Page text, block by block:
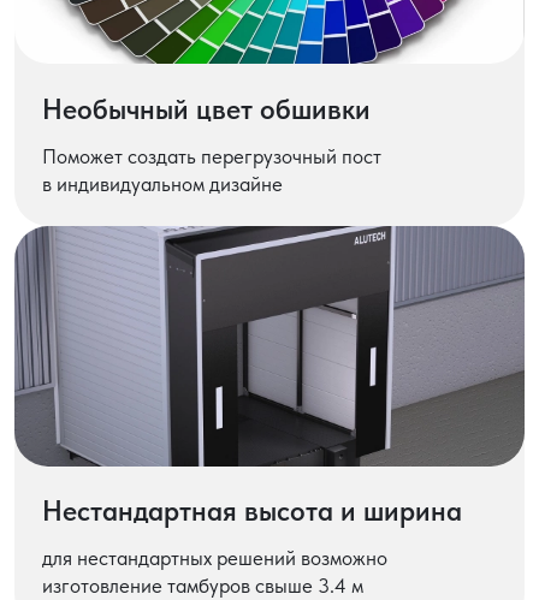
Необычный цвет обшивки
Поможет создать перегрузочный пост
в индивидуальном дизайне
Нестандартная высота и ширина
для нестандартных решений возможно
изготовление тамбуров свыше 3.4 м